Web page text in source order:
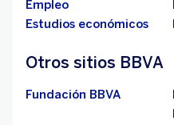
Empleo
Estudios económicos
Otros sitios BBVA
Fundación BBVA